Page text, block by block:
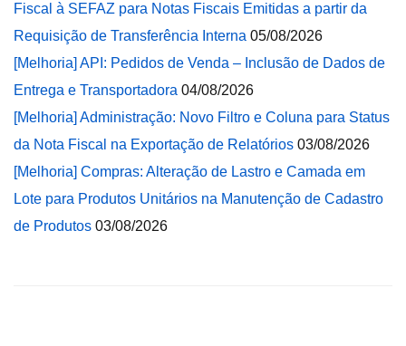
Fiscal à SEFAZ para Notas Fiscais Emitidas a partir da
Requisição de Transferência Interna 05/08/2026
[Melhoria] API: Pedidos de Venda – Inclusão de Dados de
Entrega e Transportadora 04/08/2026
[Melhoria] Administração: Novo Filtro e Coluna para Status
da Nota Fiscal na Exportação de Relatórios 03/08/2026
[Melhoria] Compras: Alteração de Lastro e Camada em
Lote para Produtos Unitários na Manutenção de Cadastro
de Produtos 03/08/2026